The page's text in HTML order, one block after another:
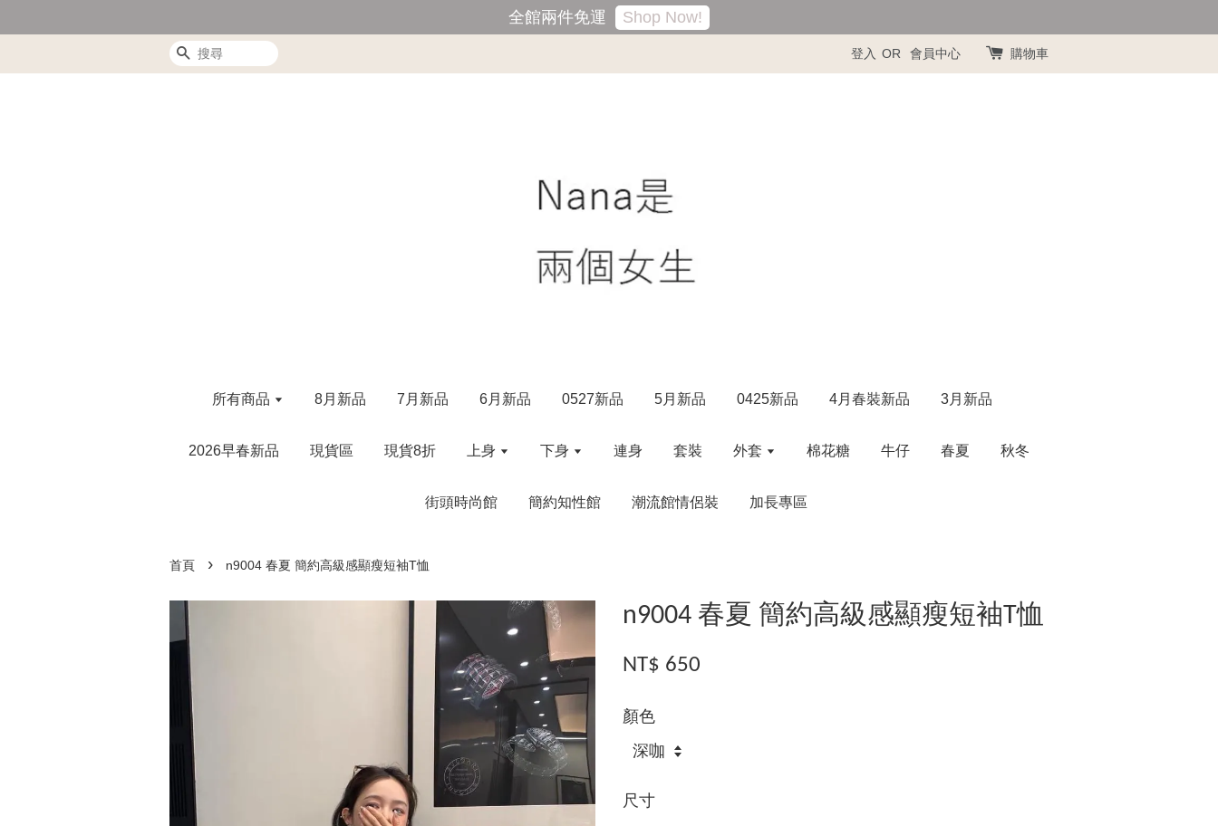
全館兩件免運 Shop Now!
搜尋 登入 OR 會員中心 購物車
所有商品 8月新品 7月新品 6月新品 0527新品 5月新品 0425新品 4月春裝新品 3月新品
2026早春新品 現貨區 現貨8折 上身 下身 連身 套裝 外套 棉花糖 牛仔 春夏 秋冬
街頭時尚館 簡約知性館 潮流館情侶裝 加長專區
首頁 › n9004 春夏 簡約高級感顯瘦短袖T恤
n9004 春夏 簡約高級感顯瘦短袖T恤
NT$ 650
顏色
尺寸